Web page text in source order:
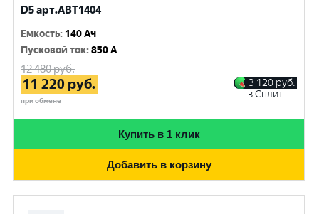
D5 арт.ABT1404
Емкость: 140 Ач
Пусковой ток:850 A
12 480руб.
11 220 руб.
при обмене
3 120 руб.
в Сплит
Купить в 1 клик
Добавить в корзину